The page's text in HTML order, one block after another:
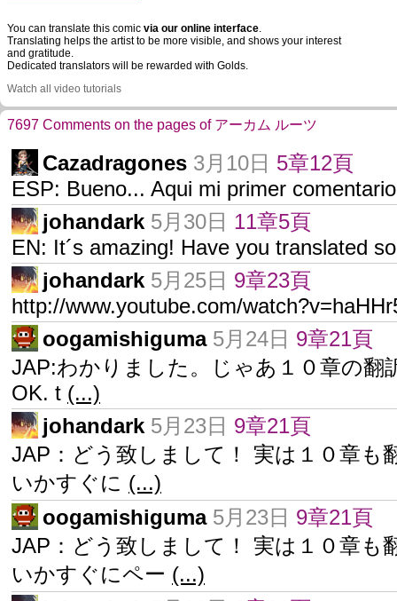
You can translate this comic via our online interface.
Translating helps the artist to be more visible, and shows your interest
and gratitude.
Dedicated translators will be rewarded with Golds.
Watch all video tutorials
7697 Comments on the pages of アーカム ルーツ
Cazadragones 3月10日 5章12頁
ESP: Bueno... Aqui mi primer
johandark 5月30日 11章5頁
EN: It´s amazing! Have you translated
johandark 5月25日 9章23頁
http://www.youtube.com/
oogamishiguma 5月24日 9章21頁
JAP:わかりました。じゃあ１０章の翻
OK. t (...)
johandark 5月23日 9章21頁
JAP：どう致しまして！ 実は１０章も
いかすぐに (...)
oogamishiguma 5月23日 9章21頁
JAP：どう致しまして！ 実は１０章も
いかすぐにペー (...)